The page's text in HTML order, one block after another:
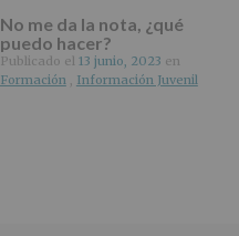
No me da la nota, ¿qué
puedo hacer?
Publicado el 13 junio, 2023 en
Formación, Información Juvenil